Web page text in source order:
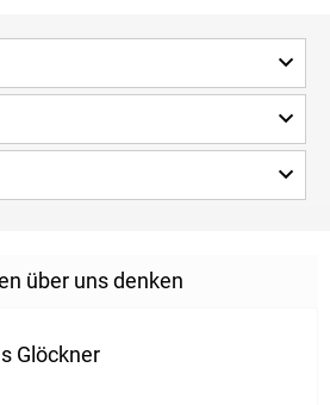
Glöckner
beträgt 1 von 5 Sternen.